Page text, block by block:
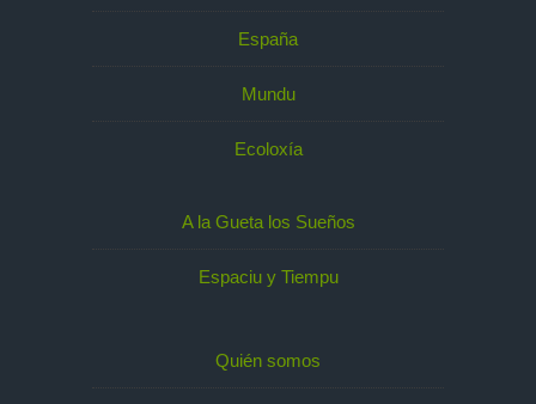
España
Mundu
Ecoloxía
A la Gueta los Sueños
Espaciu y Tiempu
Quién somos